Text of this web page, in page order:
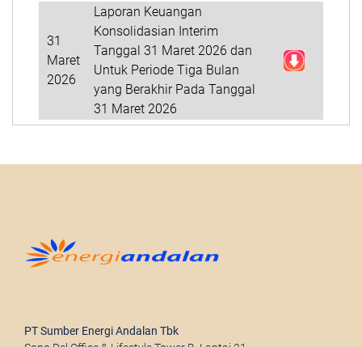
31
Maret
2026
Laporan Keuangan
Konsolidasian Interim
Tanggal 31 Maret 2026 dan
Untuk Periode Tiga Bulan
yang Berakhir Pada Tanggal
31 Maret 2026
PT Sumber Energi Andalan Tbk